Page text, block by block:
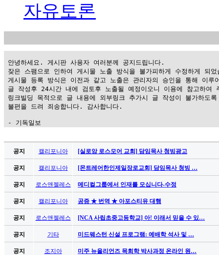
자유토론
안녕하세요. 게시판 사용자 여러분께 공지드립니다.
잦은 스팸으로 인하여 게시물 노출 방식을 불가피하게 수정하게 되었
게시물 등록 방식은 이전과 같고 노출은 관리자의 승인을 통해 이루
글 작성후 24시간 내에 검토후 노출될 예정이오니 이용에 참고하여
링크빌딩 목적으로 글 내용에 외부링크 추가시 글 작성이 불가하도
불편을 드려 죄송합니다. 감사합니다.
- 기독일보
만
꼴
밍
공지 캘리포니아 [실로암 로스모어 교회] 담임목사 청빙광고
공지 캘리포니아 [몬트레어한인제일장로교회] 담임목사 청빙 …
공지 로스앤젤레스 메디컬그룹에서 인재를 모십니다-수정
공지 캘리포니아 공증 ★ 번역 ★ 아포스티유 대행
공지 로스앤젤레스 [NCA 사립초중고등학교] 아! 이래서 믿을 수 있…
공지 기타 미드웨스턴 신설 프로그램: 예배학 석사 및 …
공지 조지아 미주 뉴올리언즈 목회학 박사과정 온라인 원…